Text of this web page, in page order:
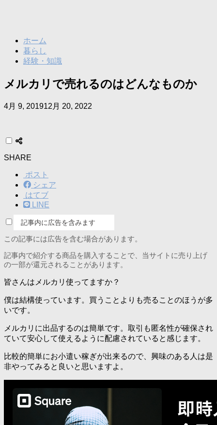
ホーム
暮らし
経験・知識
メルカリで売れるのはどんなものか
4月 9, 201912月 20, 2022
SHARE
ポスト
シェア
はてブ
LINE
記事内に広告を含みます
この記事には広告を含む場合があります。
記事内で紹介する商品を購入することで、当サイトに売り上げ
の一部が還元されることがあります。
皆さんはメルカリ使ってますか？
僕は結構使っています。買うことよりも売ることのほうが多
いです。
メルカリに出品するのは簡単です。取引も匿名性が確保され
ていて安心して使えるように配慮されていると感じます。
比較的簡単にお小遣い稼ぎが出来るので、興味のある人は是
非やってみると良いと思いますよ。